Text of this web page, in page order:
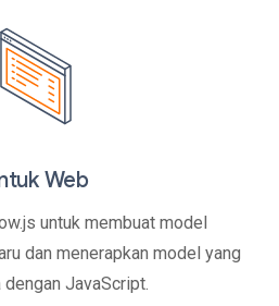
Web
untuk membuat model
dan menerapkan model yang
dengan JavaScript.